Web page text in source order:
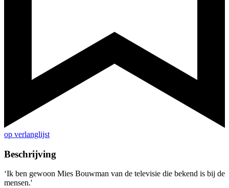
op verlanglijst
Beschrijving
‘Ik ben gewoon Mies Bouwman van de televisie die bekend is bij de
mensen.'